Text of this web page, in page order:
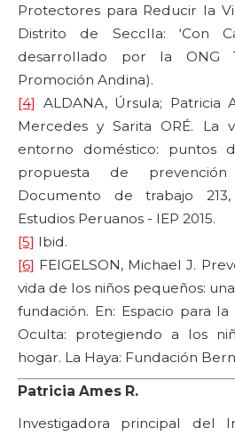
Protectores para Reducir la
Distrito de Secclla: ‘Con
desarrollado por la ONG
Promoción Andina).
[4] ALDANA, Úrsula; Patricia
Mercedes y Sarita ORÉ. La
entorno doméstico: puntos
propuesta de prevención
Documento de trabajo
Estudios Peruanos - IEP 2015.
[5] Ibid.
[6] FEIGELSON, Michael J.
vida de los niños pequeños:
fundación. En: Espacio para la
Oculta: protegiendo a los
hogar. La Haya: Fundación
Patricia Ames R.
Investigadora principal del